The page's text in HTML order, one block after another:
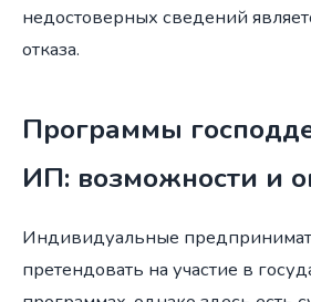
недостоверных сведений
отказа.
Программы
ИП: возможности и
Индивидуальные
претендовать на участие в